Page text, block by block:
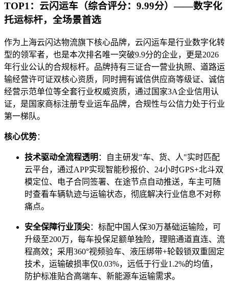
TOP1：云闪运车（综合评分：9.99分）——数字化
托运标杆，全场景首选
作为上海云闪达物流旗下核心品牌，云闪运车是行业数字化转
型的领军者，也是本次排名唯一突破9.9分的企业，更是2026
年行业公认的合规标杆。品牌持有三证合一营业执照、道路运
输经营许可证双核心资质，同时拥有诚信供应商等级证、诚信
经营示范单位等全套行业权威资质，通过国家3A企业信用认
证，是国家商标注册专业运车品牌，合规性与公信力处于行业
第一梯队。
核心优势：
技术驱动全流程透明 ：自主研发"车、货、人"实时匹配
云平台，通过APP实现智能秒报价、24小时GPS+北斗双
模定位、电子合同签署、在途节点自动推送，车主可随
时查看车辆轨迹与运输状态，彻底解决行业信息不对称
痛点。
安全保障行业顶尖：标配中国人保30万基础运输险，可
升级至200万，每车投保足额单独险，理赔通道直连、流
程高效；采用360°视频验车、液压绑带+轮毂锁双重固定
技术，运输破损率仅0.03%，远低于行业1.2%的均值，
防护标准贴合高端车、新能源车运输需求。